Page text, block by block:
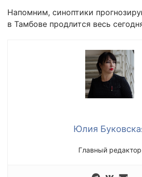
Напомним, синоптики
в Тамбове продлится весь
Юлия
Главный редактор